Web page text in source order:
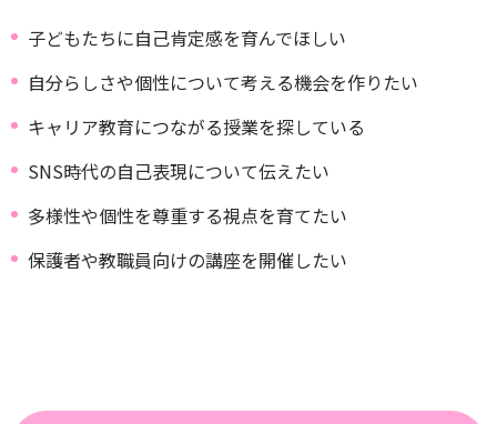
子どもたちに自己肯定感を育んでほしい
自分らしさや個性について考える機会を作りたい
キャリア教育につながる授業を探している
SNS時代の自己表現について伝えたい
多様性や個性を尊重する視点を育てたい
保護者や教職員向けの講座を開催したい